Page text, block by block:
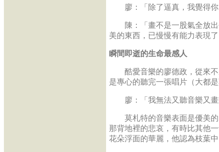
廖：「除了逼真，我覺得你
陳：「畫不是一股氣全放出
美的東西，已慢慢有能力表現
瞬間即逝的生命最感人
酷愛音樂的廖德政，從來不
是專心的聽完一張唱片（大都
廖：「我無法又聽音樂又畫
莫札特的音樂表面是優美的
那背地裡的悲哀，有時比其他
花朵浮面的華麗，他認為枝葉